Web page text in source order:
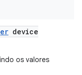
device
os valores